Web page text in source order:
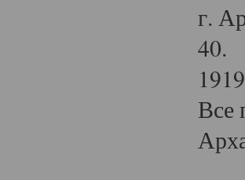
г.
40.
Все